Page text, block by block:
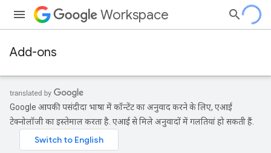
Workspace
Add-ons
Google आपकी पसंदीदा भाषा में कॉन्टेंट का अनुवाद करने के लिए, एआई
टेक्नोलॉजी का इस्तेमाल करता है. एआई से मिले अनुवादों में गलतियां हो सकती हैं.